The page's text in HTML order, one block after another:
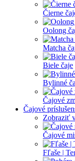
Čierne
Oolong
Matcha
Biele čaje
Bylinné
Čajové
Čajové
Zobraziť
Čajové
Fľaše |